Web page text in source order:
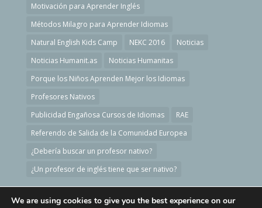
Motivación para Aprender Inglés
Métodos Milagro para Aprender Idiomas
Natural English Kids Camp
NEKC 2016
Noticias
Noticias Humanit.as
Noticias Humanitas
Porque los Niños Aprenden Mejor los Idiomas
Profesores Nativos
Publicidad Engañosa Cursos de Idiomas
RAE
Referendo de Salida de la Comunidad Europea
¿Debería buscar un profesor nativo?
¿Un profesor de inglés tiene que ser nativo?
We are using cookies to give you the best experience on our